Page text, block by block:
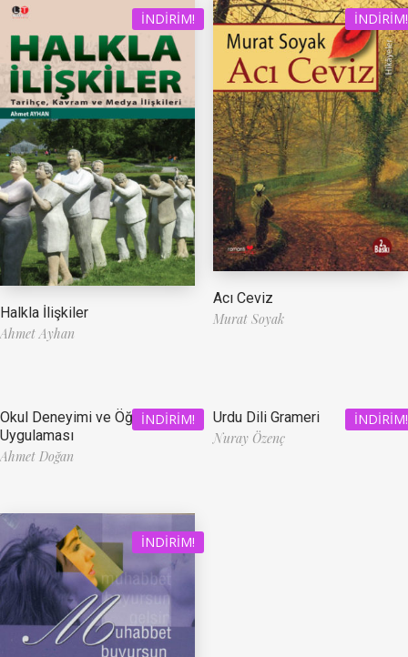
İNDIRIM!
Halkla İlişkiler
Ahmet Ayhan
İNDIRIM!
Acı Ceviz
Murat Soyak
İNDIRIM!
Okul Deneyimi ve Öğretmenlik
Uygulaması
Ahmet Doğan
İNDIRIM!
Urdu Dili Grameri
Nuray Özenç
İNDIRIM!